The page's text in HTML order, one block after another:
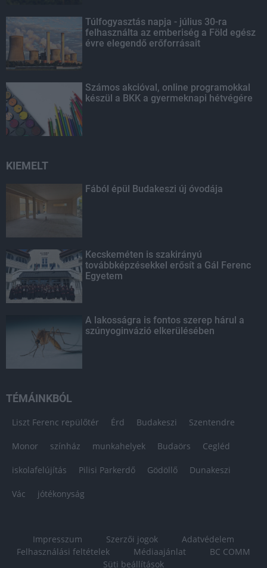
Túlfogyasztás napja - július 30-ra
felhasználta az emberiség a Föld egész
évre elegendő erőforrásait
Számos akcióval, online programokkal
készül a BKK a gyermeknapi hétvégére
KIEMELT
Fából épül Budakeszi új óvodája
Kecskeméten is szakirányú
továbbképzésekkel erősít a Gál Ferenc
Egyetem
A lakosságra is fontos szerep hárul a
szúnyoginvázió elkerülésében
TÉMÁINKBÓL
Liszt Ferenc repülőtér Érd Budakeszi Szentendre
Monor színház munkahelyek Budaörs Cegléd
iskolafelújítás Pilisi Parkerdő Gödöllő Dunakeszi
Vác jótékonyság
Impresszum Szerzői jogok
Adatvédelem
Felhasználási feltételek
Médiaajánlat
BC COMM
Süti beállítások